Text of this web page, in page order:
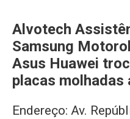
Alvotech
Samsung
Asus Huawei
placas molhadas
Endereço: Av.